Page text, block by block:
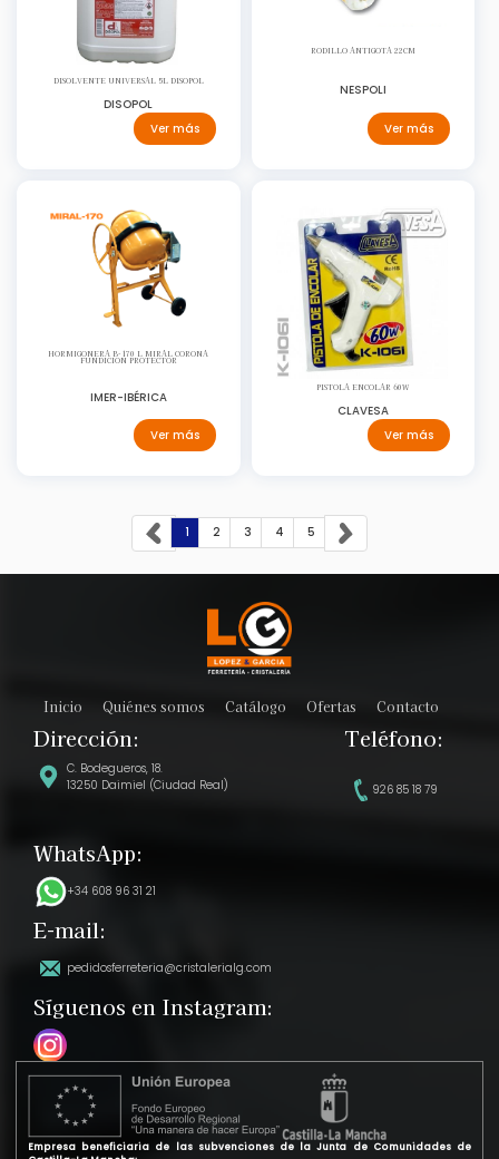
DISOLVENTE UNIVERSAL 5L DISOPOL
DISOPOL
Ver más
RODILLO ANTIGOTA 22CM
NESPOLI
Ver más
HORMIGONERA B-170 L MIRAL CORONA
FUNDICION PROTECTOR
IMER-IBÉRICA
Ver más
PISTOLA ENCOLAR 60W
CLAVESA
Ver más
1 2 3 4 5
Inicio Quiénes somos Catálogo Ofertas Contacto
Dirección:
C. Bodegueros, 18.
13250 Daimiel (Ciudad Real)
Teléfono:
926 85 18 79
WhatsApp:
+34 608 96 31 21
E-mail:
pedidosferreteria@cristalerialg.com
Síguenos en Instagram:
Empresa beneficiaria de las subvenciones de la Junta de Comunidades de